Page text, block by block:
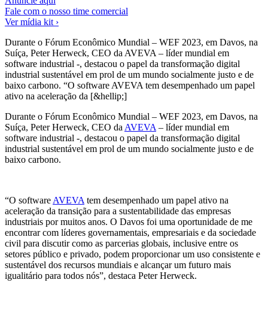
Fale com o nosso time comercial
Ver mídia kit ›
Durante o Fórum Econômico Mundial – WEF 2023, em Davos, na
Suíça, Peter Herweck, CEO da AVEVA – líder mundial em
software industrial -, destacou o papel da transformação digital
industrial sustentável em prol de um mundo socialmente justo e de
baixo carbono. “O software AVEVA tem desempenhado um papel
ativo na aceleração da [&hellip;]
Durante o Fórum Econômico Mundial – WEF 2023, em Davos, na
Suíça, Peter Herweck, CEO da AVEVA – líder mundial em
software industrial -, destacou o papel da transformação digital
industrial sustentável em prol de um mundo socialmente justo e de
baixo carbono.
“O software AVEVA tem desempenhado um papel ativo na
aceleração da transição para a sustentabilidade das empresas
industriais por muitos anos. O Davos foi uma oportunidade de me
encontrar com líderes governamentais, empresariais e da sociedade
civil para discutir como as parcerias globais, inclusive entre os
setores público e privado, podem proporcionar um uso consistente e
sustentável dos recursos mundiais e alcançar um futuro mais
igualitário para todos nós”, destaca Peter Herweck.